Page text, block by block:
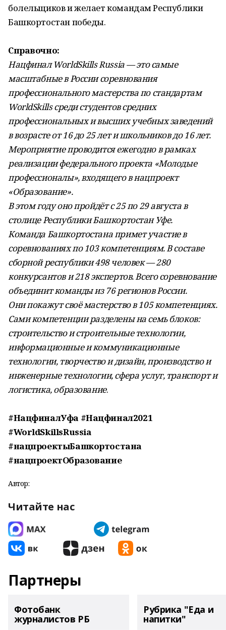
болельщиков и желает командам Республики
Башкортостан победы.
Справочно:
Нацфинал WorldSkills Russia — это самые
масштабные в России соревнования
профессионального мастерства по стандартам
WorldSkills среди студентов средних
профессиональных и высших учебных заведений
в возрасте от 16 до 25 лет и школьников до 16 лет.
Мероприятие проводится ежегодно в рамках
реализации федерального проекта «Молодые
профессионалы», входящего в нацпроект
«Образование».
В этом году оно пройдёт с 25 по 29 августа в
столице Республики Башкортостан Уфе.
Команда Башкортостана примет участие в
соревнованиях по 103 компетенциям. В составе
сборной республики 498 человек — 280
конкурсантов и 218 экспертов. Всего соревнование
объединит команды из 76 регионов России.
Они покажут своё мастерство в 105 компетенциях.
Сами компетенции разделены на семь блоков:
строительство и строительные технологии,
информационные и коммуникационные
технологии, творчество и дизайн, производство и
инженерные технологии, сфера услуг, транспорт и
логистика, образование.
#НацфиналУфа #Нацфинал2021
#WorldSkillsRussia
#нацпроектыБашкортостана
#нацпроектОбразование
Автор:
Читайте нас
Партнеры
Фотобанк
журналистов РБ
Рубрика "Еда и
напитки"